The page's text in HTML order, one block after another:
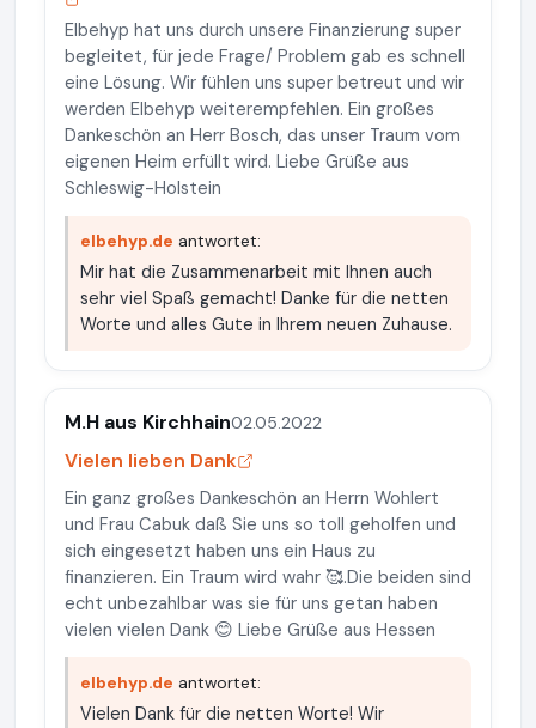
Elbehyp hat uns durch unsere Finanzierung super
begleitet, für jede Frage/ Problem gab es schnell
eine Lösung. Wir fühlen uns super betreut und wir
werden Elbehyp weiterempfehlen. Ein großes
Dankeschön an Herr Bosch, das unser Traum vom
eigenen Heim erfüllt wird. Liebe Grüße aus
Schleswig-Holstein
elbehyp.de antwortet:
Mir hat die Zusammenarbeit mit Ihnen auch
sehr viel Spaß gemacht! Danke für die netten
Worte und alles Gute in Ihrem neuen Zuhause.
M.H aus Kirchhain02.05.2022
Vielen lieben Dank
Ein ganz großes Dankeschön an Herrn Wohlert
und Frau Cabuk daß Sie uns so toll geholfen und
sich eingesetzt haben uns ein Haus zu
finanzieren. Ein Traum wird wahr 🥰.Die beiden sind
echt unbezahlbar was sie für uns getan haben
vielen vielen Dank 😊 Liebe Grüße aus Hessen
elbehyp.de antwortet:
Vielen Dank für die netten Worte! Wir